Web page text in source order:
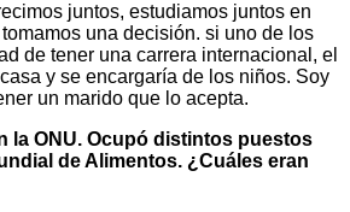
juntos, estudiamos juntos en
una decisión. si uno de los
de tener una carrera internacional, el
y se encargaría de los niños. Soy
un marido que lo acepta.
la ONU. Ocupó distintos puestos
de Alimentos. ¿Cuáles eran